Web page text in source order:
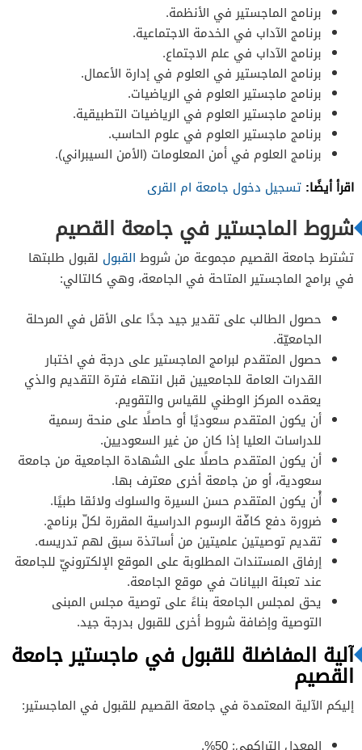
برنامج الماجستير في الأنظمة.
برنامج الآداب في الخدمة الاجتماعية.
برنامج الآداب في علم الاجتماع.
برنامج الماجستير في العلوم في إدارة الأعمال.
برنامج ماجستير العلوم في الرياضيات.
برنامج ماجستير العلوم في الرياضيات التطبيقية.
برنامج ماجستير العلوم في علوم الحاسب.
برنامج العلوم في أمن المعلومات (الأمن السيبراني).
اقرأ أيضًا: تسجيل دخول جامعة ام القرى
شروط الماجستير في جامعة القصيم
تشترط جامعة القصيم مجموعة من شروط القبول لقبول طلبتها
في برامج الماجستير المتاحة في الجامعة، وهي كالتالي:
حصول الطالب على تقدير جيد جدًا على الأقل في المرحلة
الجامعيّة.
حصول المتقدم لبرامج الماجستير على درجة في اختبار
القدرات العامة للجامعيين قبل انتهاء فترة التقديم والذي
يعقده المركز الوطني للقياس والتقويم.
أن يكون المتقدم سعوديًا أو حاصلًا على منحة رسمية
للدراسات العليا إذا كان من غير السعوديين.
أن يكون المتقدم حاصلًا على الشهادة الجامعية من جامعة
سعودية، أو من جامعة أخرى معترف بها.
أْن يكون المتقدم حسن السيرة والسلوك ولائقا طبيًا.
ضرورة دفع كافّة الرسوم الدراسية المقررة لكلّ برنامج.
تقديم توصيتين علميتين من أساتذة سبق لهم تدريسه.
إرفاق المستندات المطلوبة على الموقع الإلكترونيّ للجامعة
عند تعبئة البيانات في موقع الجامعة.
يحق لمجلس الجامعة بناءً على توصية مجلس المبنى
التوصية وإضافة شروط أخرى للقبول بدرجة جيد.
آلية المفاضلة للقبول في ماجستير جامعة
القصيم
إليكم الآلية المعتمدة في جامعة القصيم للقبول في الماجستير: